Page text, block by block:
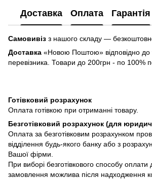
Доставка Оплата Гарантія
Самовивіз з нашого складу —
Доставка «Новою Поштою» відповідно до
перевізника. Товари до 200грн - по 100%
Готівковий розрахунок
Оплата готівкою при отриманні товару.
Безготівковий розрахунок (для
Оплата за безготівковим розрахунком
відділення будь-якого банку або з
Вашої фірми.
При виборі безготівкового способу оплати
замовлення можлива після надходження